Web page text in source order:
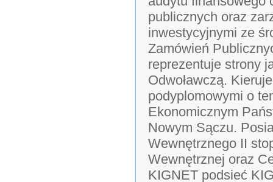
publicznych oraz
inwestycyjnymi ze
Zamówień
reprezentuje strony
Odwoławczą.
podyplomowymi o
Ekonomicznym
Nowym Sączu.
Wewnętrznego II
Wewnętrznej oraz
KIGNET podsieć